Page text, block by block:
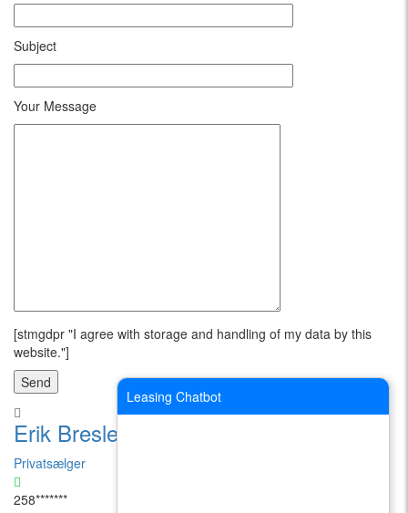
Subject
Your Message
[stmgdpr "I agree with storage and handling of my data by this
website."]
Erik Bresler
Privatsælger
258*******
Leasing Chatbot